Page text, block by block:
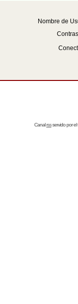
Nombre de
Canalrssservido por el